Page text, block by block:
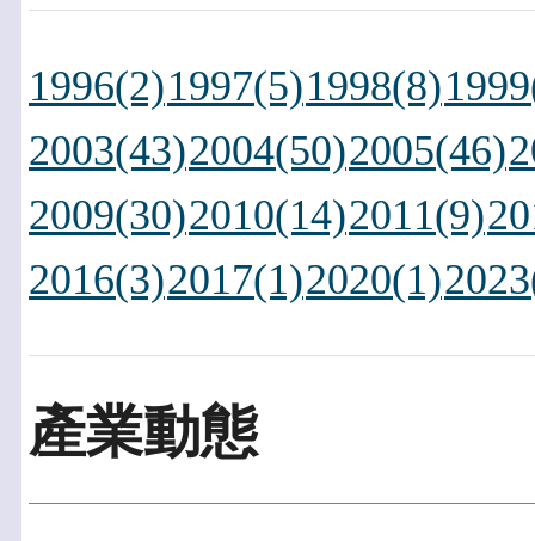
1996(2)1997(5)1998(8)
2003(43)2004(50)2005(46)
2009(30)2010(14)2011(9)
2016(3)2017(1)2020(1)
產業動態